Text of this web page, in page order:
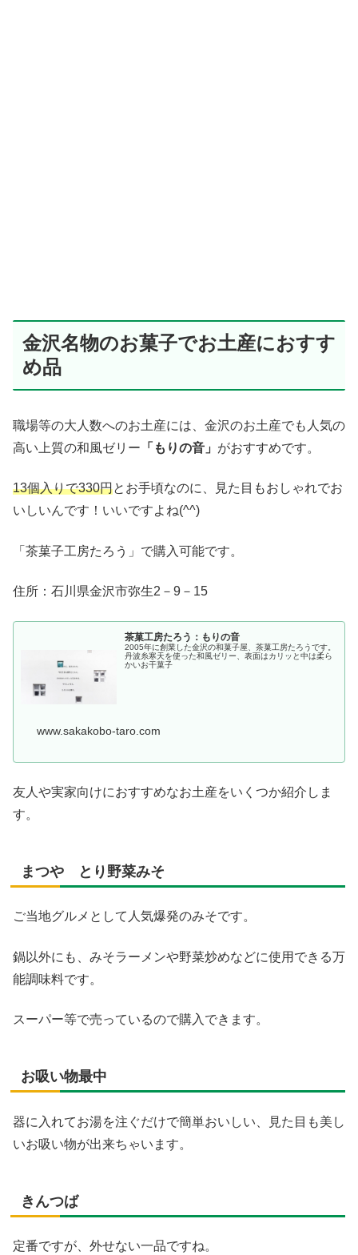
金沢名物のお菓子でお土産におすす
め品
職場等の大人数へのお土産には、金沢のお土産でも人気の
高い上質の和風ゼリー 「もりの音」 がおすすめです。
13個入りで330円とお手頃なのに、見た目もおしゃれでお
いしいんです！いいですよね(^^)
「茶菓子工房たろう」で購入可能です。
住所：石川県金沢市弥生2－9－15
茶菓工房たろう：もりの音
2005年に創業した金沢の和菓子屋、茶菓工房たろうです。
丹波糸寒天を使った和風ゼリー、表面はカリッと中は柔ら
かいお干菓子
www.sakakobo-taro.com
友人や実家向けにおすすめなお土産をいくつか紹介しま
す。
まつや とり野菜みそ
ご当地グルメとして人気爆発のみそです。
鍋以外にも、みそラーメンや野菜炒めなどに使用できる万
能調味料です。
スーパー等で売っているので購入できます。
お吸い物最中
器に入れてお湯を注ぐだけで簡単おいしい、見た目も美し
いお吸い物が出来ちゃいます。
きんつば
定番ですが、外せない一品ですね。